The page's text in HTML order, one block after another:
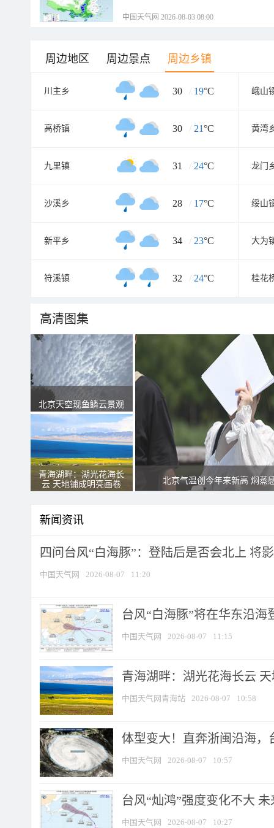
中国天气网 2026-08-03 08:00
周边地区 周边景点 周边乡镇
川主乡 30 / 19°C 峨山
高桥镇 30 / 21°C 黄湾
九里镇 31 / 24°C 龙门
沙溪乡 28 / 17°C 绥山
新平乡 34 / 23°C 大为
符溪镇 32 / 24°C 桂花
高清图集
北京天空现鱼鳞云景观
青海湖畔：湖光花海长
云 天地铺成明亮画卷
北京气温创今年来新高 焖蒸
新闻资讯
四问台风“白海豚”：登陆后是否会北上 将
中国天气网 2026-08-07 11:20
台风“白海豚”将在华东沿
中国天气网 2026-08-07 11:15
青海湖畔：湖光花海长云
中国天气网青海站 2026-08-07 10:58
体型变大！直奔浙闽沿海，
中国天气网 2026-08-07 10:57
台风“灿鸿”强度变化不大
中国天气网 2026-08-07 10:27